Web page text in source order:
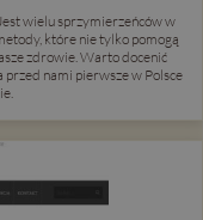
wielu sprzymierzeńców w
które nie tylko pomogą
zdrowie. Warto docenić
przed nami pierwsze w Polsce